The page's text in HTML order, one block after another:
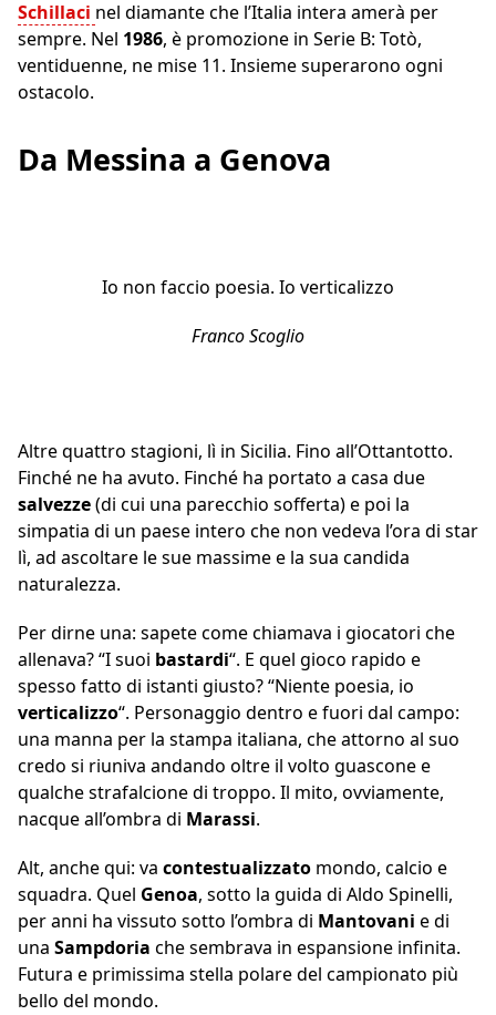
Schillaci nel diamante che l’Italia intera amerà per
sempre. Nel 1986, è promozione in Serie B: Totò,
ventiduenne, ne mise 11. Insieme superarono ogni
ostacolo.
Da Messina a Genova
Io non faccio poesia. Io verticalizzo
Franco Scoglio
Altre quattro stagioni, lì in Sicilia. Fino all’Ottantotto.
Finché ne ha avuto. Finché ha portato a casa due
salvezze(di cui una parecchio sofferta) e poi la
simpatia di un paese intero che non vedeva l’ora di star
lì, ad ascoltare le sue massime e la sua candida
naturalezza.
Per dirne una: sapete come chiamava i giocatori che
allenava? “I suoi bastardi“. E quel gioco rapido e
spesso fatto di istanti giusto? “Niente poesia, io
verticalizzo“. Personaggio dentro e fuori dal campo:
una manna per la stampa italiana, che attorno al suo
credo si riuniva andando oltre il volto guascone e
qualche strafalcione di troppo. Il mito, ovviamente,
nacque all’ombra di Marassi.
Alt, anche qui: va contestualizzato mondo, calcio e
squadra. Quel Genoa, sotto la guida di Aldo Spinelli,
per anni ha vissuto sotto l’ombra di Mantovani e di
una Sampdoria che sembrava in espansione infinita.
Futura e primissima stella polare del campionato più
bello del mondo.